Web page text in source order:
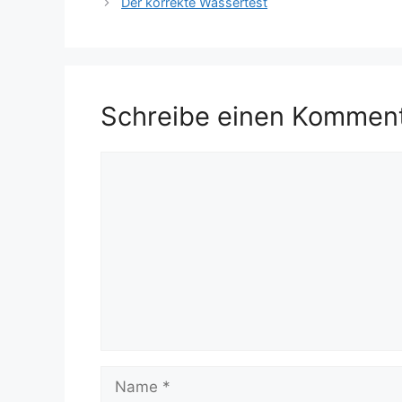
Schreibe einen
Name